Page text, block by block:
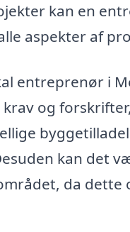
kan en
aspekter af
entreprenør i
og
kan det
da